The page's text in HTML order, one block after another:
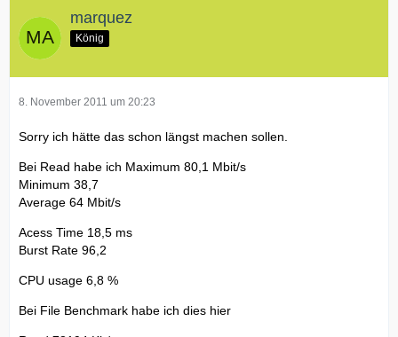
marquez
König
8. November 2011 um 20:23
Sorry ich hätte das schon längst machen sollen.
Bei Read habe ich Maximum 80,1 Mbit/s
Minimum 38,7
Average 64 Mbit/s
Acess Time 18,5 ms
Burst Rate 96,2
CPU usage 6,8 %
Bei File Benchmark habe ich dies hier